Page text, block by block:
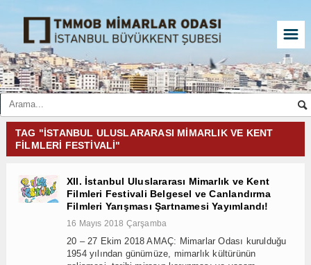
☰
TAG "ISTANBUL ULUSLARARASI MIMARLIK VE KENT
FILMLERI FESTIVALI"
XII. İstanbul Uluslararası Mimarlık ve Kent
Filmleri Festivali Belgesel ve Canlandırma
Filmleri Yarışması Şartnamesi Yayımlandı!
16 Mayıs 2018 Çarşamba
20 – 27 Ekim 2018 AMAÇ: Mimarlar Odası kurulduğu
1954 yılından günümüze, mimarlık kültürünün